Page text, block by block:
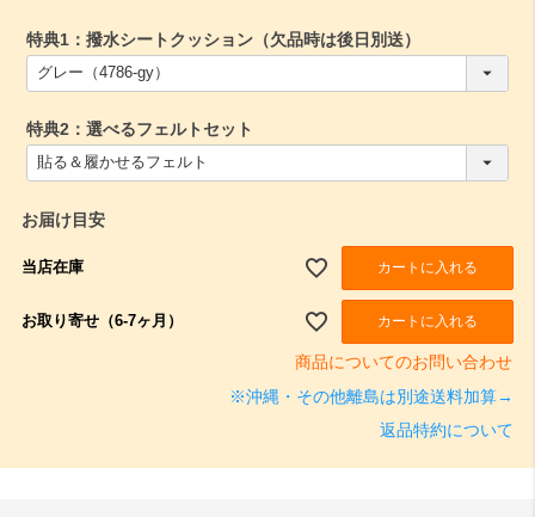
)
特典1：撥水シートクッション（欠品時は後日別送）
特典2：選べるフェルトセット
お届け目安
当店在庫 カートに入れる
お取り寄せ（6-7ヶ月） カートに入れる
商品についてのお問い合わせ
※沖縄・その他離島は別途送料加算→
返品特約について